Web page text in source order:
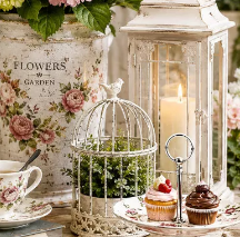
a nadčasovej elegancie.
v mikrovlnke a
je vhodná do mikrovlnky aj
skontrolovať odporúčania výrobcu.